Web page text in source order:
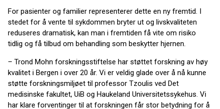
For pasienter og familier representerer dette en ny fremtid. I
stedet for å vente til sykdommen bryter ut og livskvaliteten
reduseres dramatisk, kan man i fremtiden få vite om risiko
tidlig og få tilbud om behandling som beskytter hjernen.
– Trond Mohn forskningsstiftelse har støttet forskning av høy
kvalitet i Bergen i over 20 år. Vi er veldig glade over å nå kunne
støtte forskningsmiljøet til professor Tzoulis ved Det
medisinske fakultet, UiB og Haukeland Universitetssykehus. Vi
har klare forventinger til at forskningen får stor betydning for å